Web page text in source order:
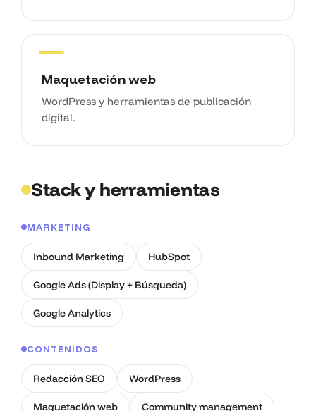
Maquetación web
WordPress y herramientas de publicación
digital.
Stack y herramientas
MARKETING
Inbound Marketing HubSpot
Google Ads (Display + Búsqueda)
Google Analytics
CONTENIDOS
Redacción SEO WordPress
Maquetación web Community management